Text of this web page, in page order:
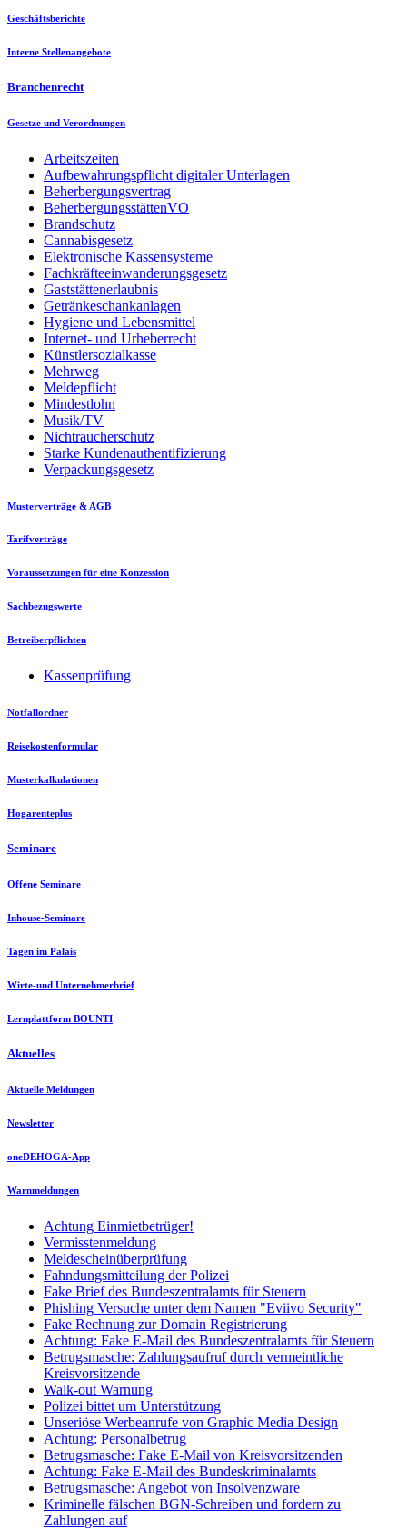
Geschäftsberichte
Interne Stellenangebote
Branchenrecht
Gesetze und Verordnungen
Arbeitszeiten
Aufbewahrungspflicht digitaler Unterlagen
Beherbergungsvertrag
BeherbergungsstättenVO
Brandschutz
Cannabisgesetz
Elektronische Kassensysteme
Fachkräfteeinwanderungsgesetz
Gaststättenerlaubnis
Getränkeschankanlagen
Hygiene und Lebensmittel
Internet- und Urheberrecht
Künstlersozialkasse
Mehrweg
Meldepflicht
Mindestlohn
Musik/TV
Nichtraucherschutz
Starke Kundenauthentifizierung
Verpackungsgesetz
Musterverträge & AGB
Tarifverträge
Voraussetzungen für eine Konzession
Sachbezugswerte
Betreiberpflichten
Kassenprüfung
Notfallordner
Reisekostenformular
Musterkalkulationen
Hogarenteplus
Seminare
Offene Seminare
Inhouse-Seminare
Tagen im Palais
Wirte-und Unternehmerbrief
Lernplattform BOUNTI
Aktuelles
Aktuelle Meldungen
Newsletter
oneDEHOGA-App
Warnmeldungen
Achtung Einmietbetrüger!
Vermisstenmeldung
Meldescheinüberprüfung
Fahndungsmitteilung der Polizei
Fake Brief des Bundeszentralamts für Steuern
Phishing Versuche unter dem Namen "Eviivo Security"
Fake Rechnung zur Domain Registrierung
Achtung: Fake E-Mail des Bundeszentralamts für Steuern
Betrugsmasche: Zahlungsaufruf durch vermeintliche
Kreisvorsitzende
Walk-out Warnung
Polizei bittet um Unterstützung
Unseriöse Werbeanrufe von Graphic Media Design
Achtung: Personalbetrug
Betrugsmasche: Fake E-Mail von Kreisvorsitzenden
Achtung: Fake E-Mail des Bundeskriminalamts
Betrugsmasche: Angebot von Insolvenzware
Kriminelle fälschen BGN-Schreiben und fordern zu
Zahlungen auf